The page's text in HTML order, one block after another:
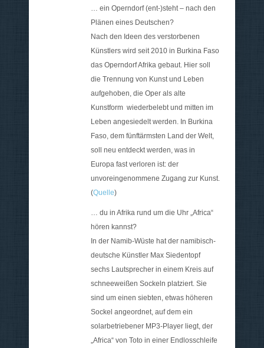
… ein Operndorf (ent-)steht – nach den
Plänen eines Deutschen?
Nach den Ideen des verstorbenen
Künstlers wird seit 2010 in Burkina Faso
das Operndorf Afrika gebaut. Hier soll
die Trennung von Kunst und Leben
aufgehoben, die Oper als alte
Kunstform wiederbelebt und mitten im
Leben angesiedelt werden. In Burkina
Faso, dem fünftärmsten Land der Welt,
soll neu entdeckt werden, was in
Europa fast verloren ist: der
unvoreingenommene Zugang zur Kunst.
(Quelle)
… du in Afrika rund um die Uhr „Africa“
hören kannst?
In der Namib-Wüste hat der namibisch-
deutsche Künstler Max Siedentopf
sechs Lautsprecher in einem Kreis auf
schneeweißen Sockeln platziert. Sie
sind um einen siebten, etwas höheren
Sockel angeordnet, auf dem ein
solarbetriebener MP3-Player liegt, der
„Africa“ von Toto in einer Endlosschleife